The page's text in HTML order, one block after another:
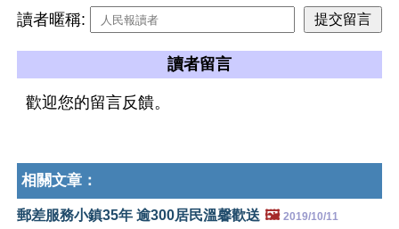
讀者暱稱:
讀者留言
歡迎您的留言反饋。
相關文章：
郵差服務小鎮35年 逾300居民溫馨歡送 🖼️ 2019/10/11